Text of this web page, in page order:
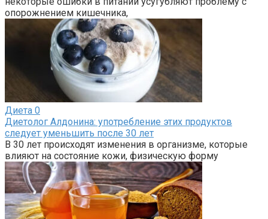
опорожнением кишечника,
Диета 0
Диетолог Алдонина: употребление этих продуктов
следует уменьшить после 30 лет
В 30 лет происходят изменения в организме, которые
влияют на состояние кожи, физическую форму